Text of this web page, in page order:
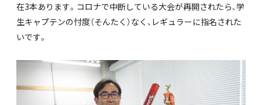
在3本あります。コロナで中断している大会が再開されたら、学
生キャプテンの忖度（そんたく）なく、レギュラーに指名された
いです。